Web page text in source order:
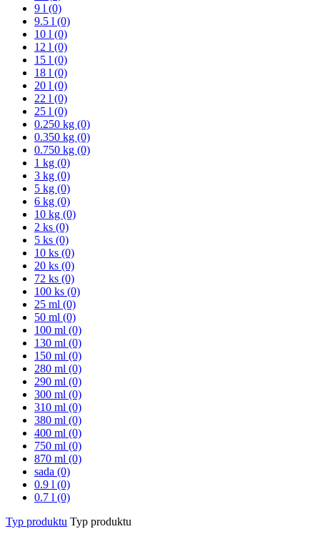
9 l (0)
9.5 l (0)
10 l (0)
12 l (0)
15 l (0)
18 l (0)
20 l (0)
22 l (0)
25 l (0)
0.250 kg (0)
0.350 kg (0)
0.750 kg (0)
1 kg (0)
3 kg (0)
5 kg (0)
6 kg (0)
10 kg (0)
2 ks (0)
5 ks (0)
10 ks (0)
20 ks (0)
72 ks (0)
100 ks (0)
25 ml (0)
50 ml (0)
100 ml (0)
130 ml (0)
150 ml (0)
280 ml (0)
290 ml (0)
300 ml (0)
310 ml (0)
380 ml (0)
400 ml (0)
750 ml (0)
870 ml (0)
sada (0)
0.9 l (0)
0.7 l (0)
Typ produktu Typ produktu